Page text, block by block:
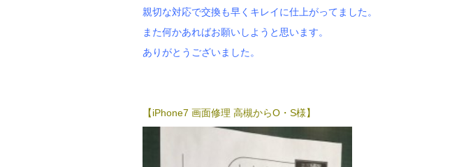
親切な対応で交換も早くキレイに仕上がってました。
また何かあればお願いしようと思います。
ありがとうございました。
【iPhone7 画面修理 高槻からO・S様】